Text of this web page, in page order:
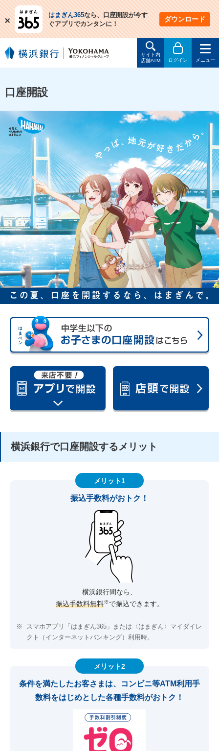
はまぎん365なら、口座開設が今す
ぐアプリでカンタンに！
ダウンロード
閉
じ
る
サイト内
店舗ATM
ログイン メニュー
口座開設
横浜銀行で口座開設するメリット
メリット1
振込手数料がおトク！
横浜銀行間なら、
振込手数料無料※で振込できます。
※
スマホアプリ「はまぎん365」または〈はまぎん〉マイダイレ
クト（インターネットバンキング）利用時。
メリット2
条件を満たしたお客さまは、コンビニ等ATM利用手
数料をはじめとした各種手数料がおトク！